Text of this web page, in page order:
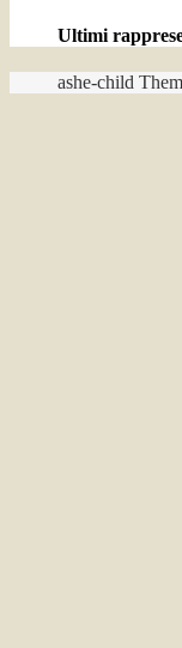
Ultimi
ashe-child